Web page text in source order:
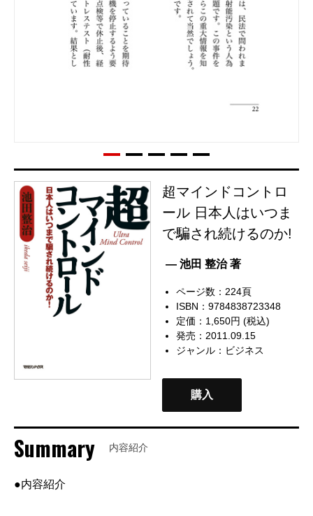
超マインドコントロ
ール 日本人はいつま
で騙され続けるのか!
— 池田 整治 著
ページ数：224頁
ISBN：9784838723348
定価：1,650円 (税込)
発売：2011.09.15
ジャンル： ビジネス
購入
Summary 内容紹介
●内容紹介